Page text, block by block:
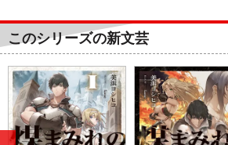
このシリーズの新文芸